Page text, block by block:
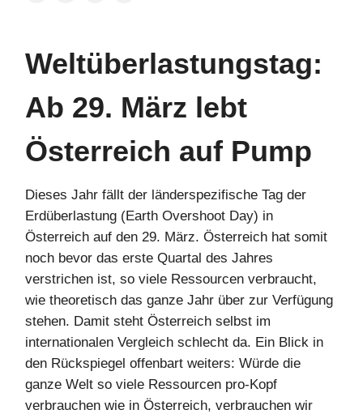
Weltüberlastungstag:
Ab 29. März lebt
Österreich auf Pump
Dieses Jahr fällt der länderspezifische Tag der
Erdüberlastung (Earth Overshoot Day) in
Österreich auf den 29. März. Österreich hat somit
noch bevor das erste Quartal des Jahres
verstrichen ist, so viele Ressourcen verbraucht,
wie theoretisch das ganze Jahr über zur Verfügung
stehen. Damit steht Österreich selbst im
internationalen Vergleich schlecht da. Ein Blick in
den Rückspiegel offenbart weiters: Würde die
ganze Welt so viele Ressourcen pro-Kopf
verbrauchen wie in Österreich, verbrauchen wir